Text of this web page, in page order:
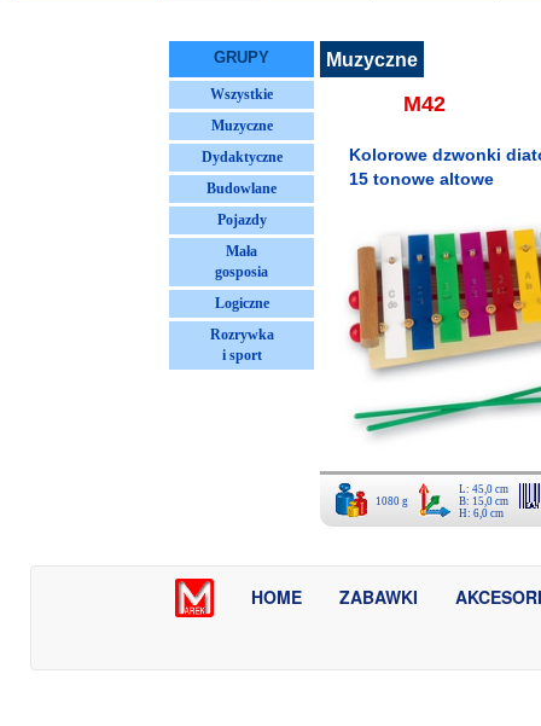
GRUPY
Wszystkie
Muzyczne
Dydaktyczne
Budowlane
Pojazdy
Mała
gosposia
Logiczne
Rozrywka
i sport
Muzyczne
M42
Kolorowe dzwonki
15 tonowe altowe
1080 g
L: 45,0 cm
B: 15,0 cm
H: 6,0 cm
HOME ZABAWKI